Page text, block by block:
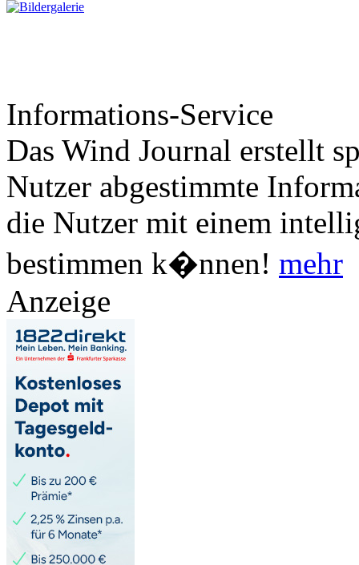
Informations-Service
Das Wind Journal erstellt
Nutzer abgestimmte
die Nutzer mit einem
bestimmen k�nnen! mehr
Anzeige